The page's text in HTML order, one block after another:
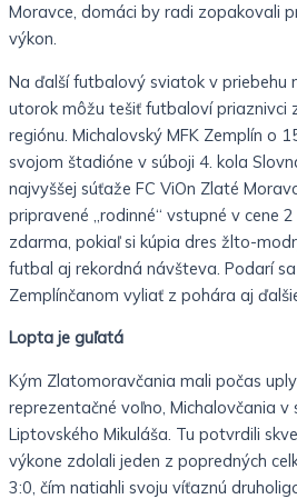
Moravce, domáci by radi zopakovali
výkon.
Na ďalší futbalový sviatok v priebehu
utorok môžu tešiť futbaloví priaznivci
regiónu. Michalovský MFK Zemplín o
svojom štadióne v súboji 4. kola
najvyššej súťaže FC ViOn Zlaté
pripravené „rodinné“ vstupné v cene
zdarma, pokiaľ si kúpia dres žlto-
futbal aj rekordná návšteva. Podarí
Zemplínčanom vyliať z pohára aj
Lopta je guľatá
Kým Zlatomoravčania mali počas
reprezentačné voľno, Michalovčania v
Liptovského Mikuláša. Tu potvrdili
výkone zdolali jeden z popredných
3:0, čím natiahli svoju víťaznú